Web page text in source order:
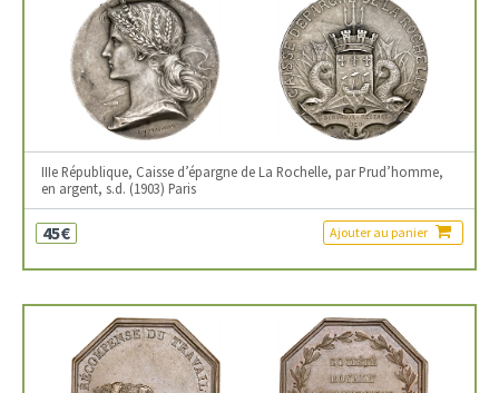
IIIe République, Caisse d’épargne de La Rochelle, par Prud’homme,
en argent, s.d. (1903) Paris
45€ Ajouter au panier